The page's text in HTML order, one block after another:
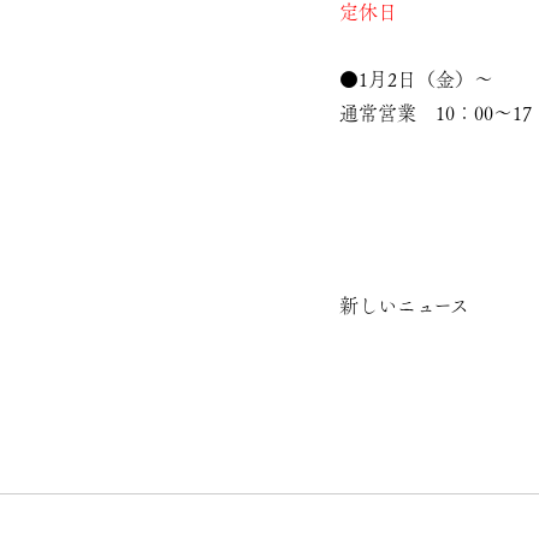
定休日
●1月2日（金）～
通常営業 10：00～17
新しいニュース